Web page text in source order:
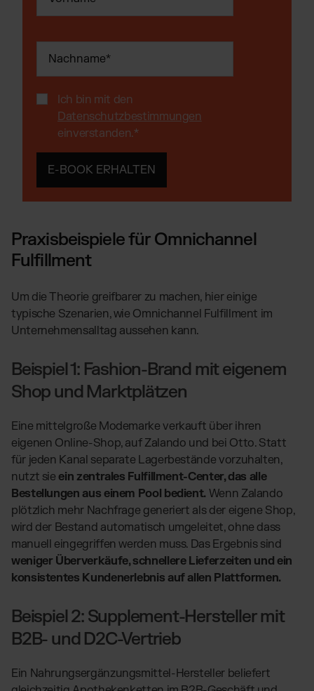
Ich bin mit den
Datenschutzbestimmungen
einverstanden.*
Praxisbeispiele für Omnichannel
Fulfillment
Um die Theorie greifbarer zu machen, hier einige
typische Szenarien, wie Omnichannel Fulfillment im
Unternehmensalltag aussehen kann.
Beispiel 1: Fashion-Brand mit eigenem
Shop und Marktplätzen
Eine mittelgroße Modemarke verkauft über ihren
eigenen Online-Shop, auf Zalando und bei Otto. Statt
für jeden Kanal separate Lagerbestände vorzuhalten,
nutzt sie ein zentrales Fulfillment-Center, das alle
Bestellungen aus einem Pool bedient. Wenn Zalando
plötzlich mehr Nachfrage generiert als der eigene Shop,
wird der Bestand automatisch umgeleitet, ohne dass
manuell eingegriffen werden muss. Das Ergebnis sind
weniger Überverkäufe, schnellere Lieferzeiten und ein
konsistentes Kundenerlebnis auf allen Plattformen.
Beispiel 2: Supplement-Hersteller mit
B2B- und D2C-Vertrieb
Ein Nahrungsergänzungsmittel-Hersteller beliefert